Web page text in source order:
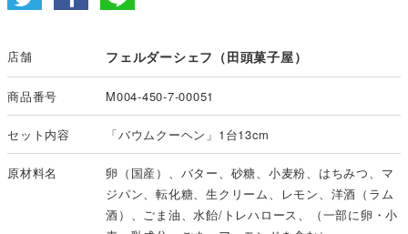
店舗 フェルダーシェフ（田頭菓子屋）
商品番号 M004-450-7-00051
セット内容 「バウムクーヘン」1台13cm
原材料名
卵（国産）、バター、砂糖、小麦粉、はちみつ、マ
ジパン、転化糖、生クリーム、レモン、洋酒（ラム
酒）、ごま油、水飴/トレハロース、（一部に卵・小